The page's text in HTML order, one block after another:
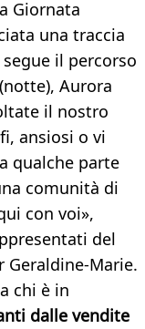
Giornata
una traccia
il percorso
Aurora
il nostro
ansiosi o vi
qualche parte
comunità di
con voi»,
del
Geraldine-Marie.
chi è in
dalle vendite